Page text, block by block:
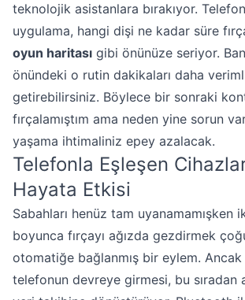
teknolojik asistanlara bırakıyor.
uygulama, hangi dişi ne kadar süre
oyun haritası gibi önünüze seriyor.
önündeki o rutin dakikaları daha
getirebilirsiniz. Böylece bir sonraki
fırçalamıştım ama neden yine sorun
yaşama ihtimaliniz epey azalacak.
Telefonla Eşleşen
Hayata Etkisi
Sabahları henüz tam uyanamamışken
boyunca fırçayı ağızda gezdirmek
otomatiğe bağlanmış bir eylem.
telefonun devreye girmesi, bu sıradan